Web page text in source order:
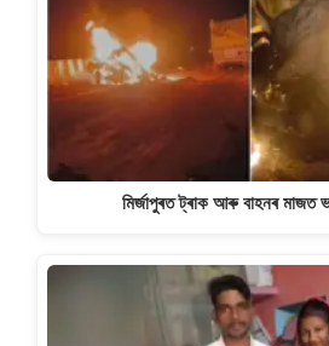
মিৰ্জাপুৰত ট্ৰাক আৰু বাহনৰ মাজত